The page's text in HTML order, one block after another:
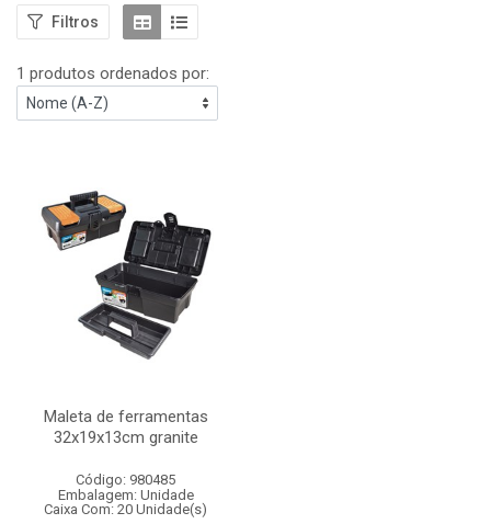
Filtros
1 produtos ordenados por:
Maleta de ferramentas
32x19x13cm granite
Código: 980485
Embalagem: Unidade
Caixa Com: 20 Unidade(s)